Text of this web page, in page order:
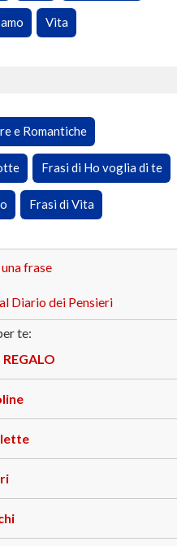
Vita
e Romantiche
Frasi di Ho voglia di te
Frasi di Vita
frase
Diario dei Pensieri
te: